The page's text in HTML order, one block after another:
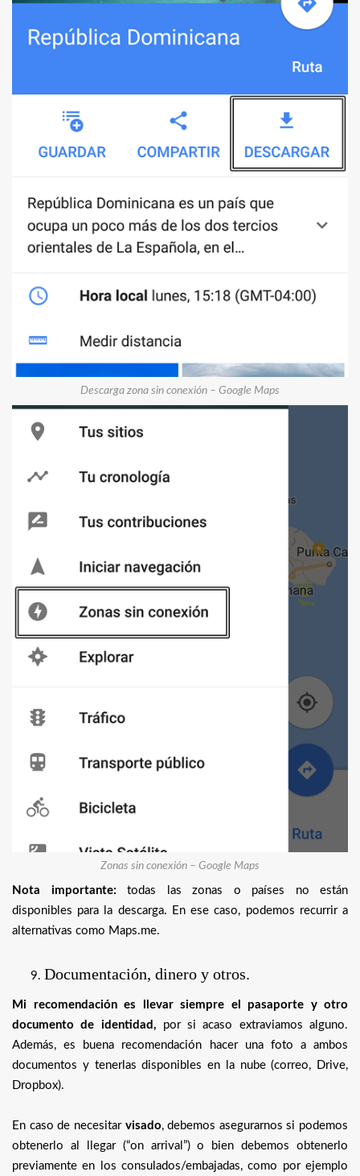
Descarga zona sin conexión – Google Maps
Zonas sin conexión – Google Maps
Nota importante: todas las zonas o países no están
disponibles para la descarga. En ese caso, podemos recurrir a
alternativas como Maps.me.
Documentación, dinero y otros.
Mi recomendación es llevar siempre el pasaporte y otro
documento de identidad, por si acaso extraviamos alguno.
Además, es buena recomendación hacer una foto a ambos
documentos y tenerlas disponibles en la nube (correo, Drive,
Dropbox).
En caso de necesitar visado, debemos asegurarnos si podemos
obtenerlo al llegar (“on arrival”) o bien debemos obtenerlo
previamente en los consulados/embajadas, como por ejemplo